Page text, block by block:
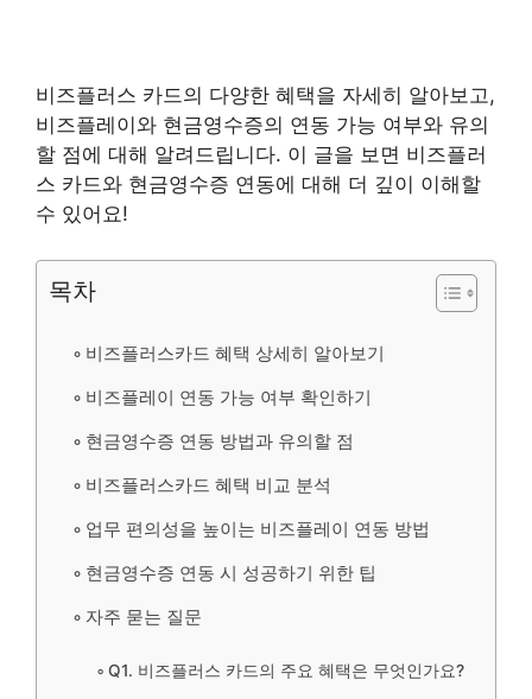
비즈플러스 카드의 다양한 혜택을 자세히 알아보고,
비즈플레이와 현금영수증의 연동 가능 여부와 유의
할 점에 대해 알려드립니다. 이 글을 보면 비즈플러
스 카드와 현금영수증 연동에 대해 더 깊이 이해할
수 있어요!
목차
비즈플러스카드 혜택 상세히 알아보기
비즈플레이 연동 가능 여부 확인하기
현금영수증 연동 방법과 유의할 점
비즈플러스카드 혜택 비교 분석
업무 편의성을 높이는 비즈플레이 연동 방법
현금영수증 연동 시 성공하기 위한 팁
자주 묻는 질문
Q1. 비즈플러스 카드의 주요 혜택은 무엇인가요?